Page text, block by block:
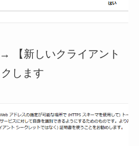
【新しいクライアント
します